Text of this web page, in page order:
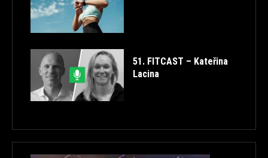
51. FITCAST – Kateřina
Lacina